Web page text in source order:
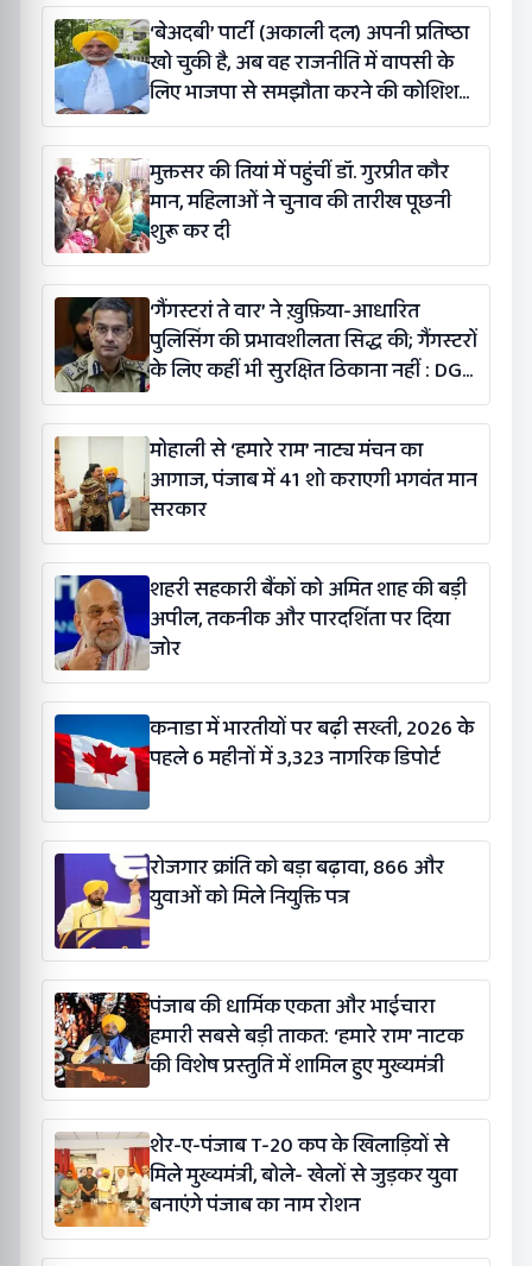
‘बेअदबी’ पार्टी (अकाली दल) अपनी प्रतिष्ठा
खो चुकी है, अब वह राजनीति में वापसी के
लिए भाजपा से समझौता करने की कोशिश
कर रही है: बलतेज पन्नू
मुक्तसर की तियां में पहुंचीं डॉ. गुरप्रीत कौर
मान, महिलाओं ने चुनाव की तारीख पूछनी
शुरू कर दी
‘गैंगस्टरां ते वार’ ने ख़ुफ़िया-आधारित
पुलिसिंग की प्रभावशीलता सिद्ध की; गैंगस्टरों
के लिए कहीं भी सुरक्षित ठिकाना नहीं : DGP
गौरव यादव
मोहाली से ‘हमारे राम’ नाट्य मंचन का
आगाज, पंजाब में 41 शो कराएगी भगवंत मान
सरकार
शहरी सहकारी बैंकों को अमित शाह की बड़ी
अपील, तकनीक और पारदर्शिता पर दिया
जोर
कनाडा में भारतीयों पर बढ़ी सख्ती, 2026 के
पहले 6 महीनों में 3,323 नागरिक डिपोर्ट
रोजगार क्रांति को बड़ा बढ़ावा, 866 और
युवाओं को मिले नियुक्ति पत्र
पंजाब की धार्मिक एकता और भाईचारा
हमारी सबसे बड़ी ताकत: ‘हमारे राम’ नाटक
की विशेष प्रस्तुति में शामिल हुए मुख्यमंत्री
शेर-ए-पंजाब T-20 कप के खिलाड़ियों से
मिले मुख्यमंत्री, बोले- खेलों से जुड़कर युवा
बनाएंगे पंजाब का नाम रोशन